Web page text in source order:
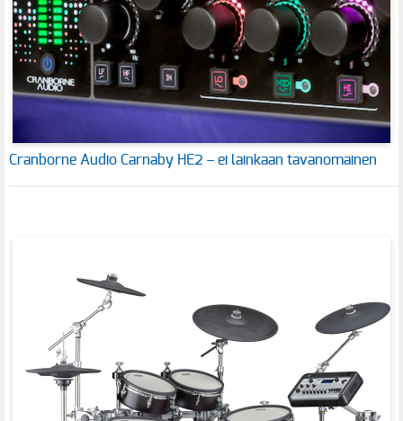
Cranborne Audio Carnaby HE2 – ei lainkaan tavanomainen